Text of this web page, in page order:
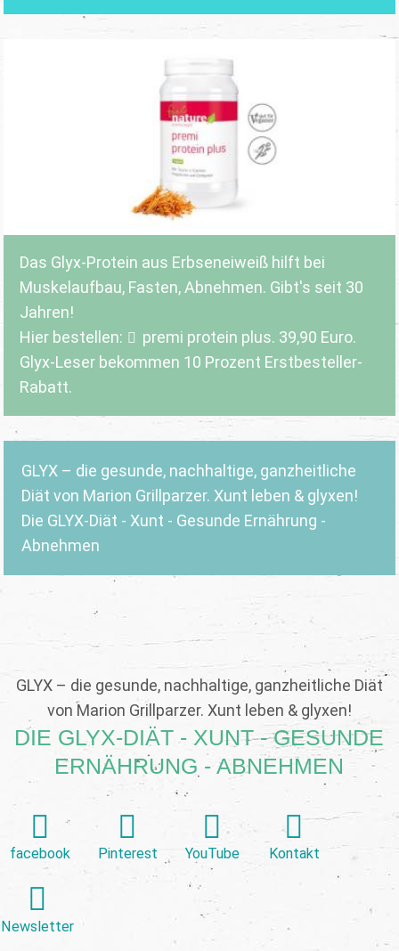
Das Glyx-Protein aus Erbseneiweiß hilft bei
Muskelaufbau, Fasten, Abnehmen. Gibt's seit 30
Jahren!
Hier bestellen:
premi protein plus. 39,90 Euro.
Glyx-Leser bekommen 10 Prozent Erstbesteller-
Rabatt.
GLYX – die gesunde, nachhaltige, ganzheitliche
Diät von Marion Grillparzer. Xunt leben & glyxen!
Die GLYX-Diät - Xunt - Gesunde Ernährung -
Abnehmen
GLYX – die gesunde, nachhaltige, ganzheitliche Diät
von Marion Grillparzer. Xunt leben & glyxen!
DIE GLYX-DIÄT - XUNT - GESUNDE
ERNÄHRUNG - ABNEHMEN
facebook Pinterest YouTube Kontakt
Newsletter